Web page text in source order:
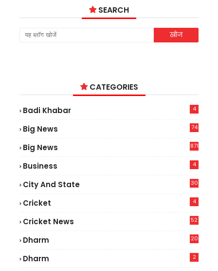
SEARCH
CATEGORIES
Badi Khabar 4
Big News
74
Big News 871
Business 4
City And State 30
Cricket 4
Cricket News
52
Dharm 20
Dharm 2